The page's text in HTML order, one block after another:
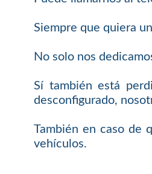
Siempre que quiera
No solo nos
Sí también está
desconfigurado,
También en caso de
vehículos.